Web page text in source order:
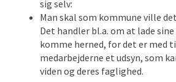
sig selv:
Man skal som kommune ville
Det handler bl.a. om at lade
komme herned, for det er med
medarbejderne et udsyn, som
viden og deres faglighed.